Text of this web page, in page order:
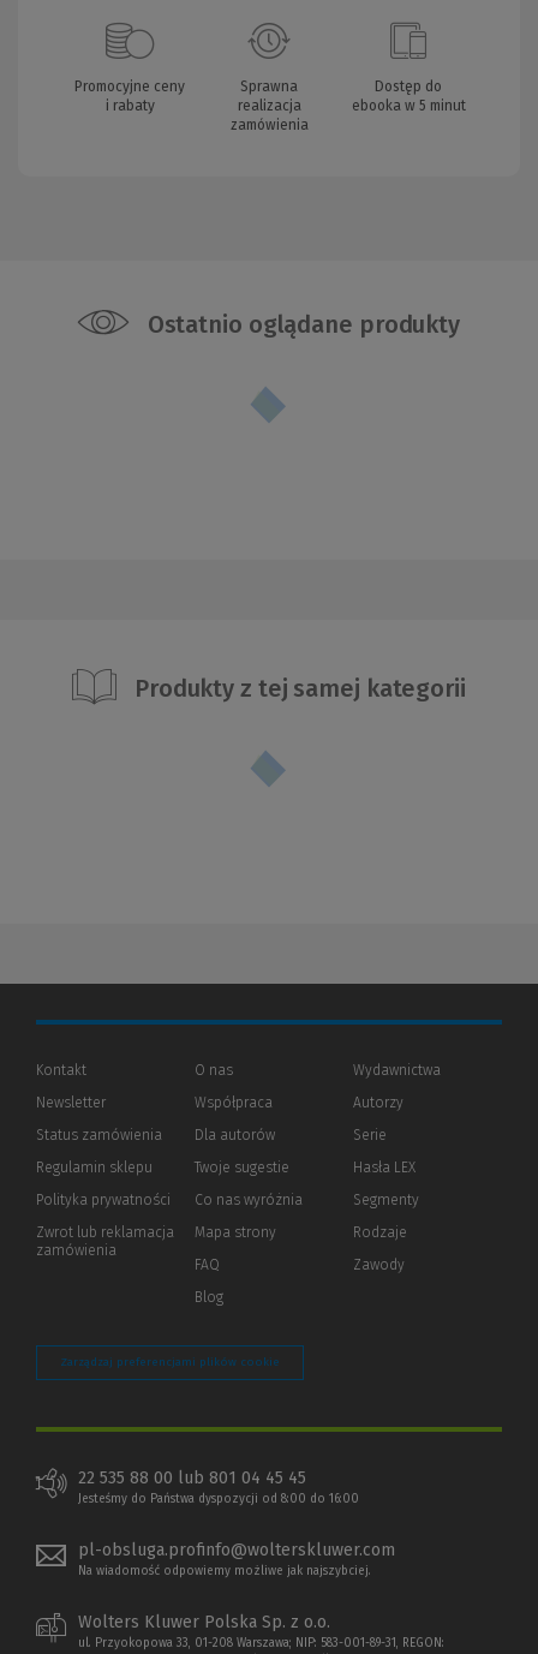
Promocyjne ceny
i rabaty
Sprawna
realizacja
zamówienia
Dostęp do
ebooka w 5 minut
Ostatnio oglądane produkty
Produkty z tej samej kategorii
Kontakt
Newsletter
Status zamówienia
Regulamin sklepu
Polityka prywatności (Nowe
(Link
innej
Zwrot lub reklamacja
zamówienia
O nas
Współpraca
Dla autorów(Nowe
(Link
innej
strony)
Twoje sugestie
Co nas wyróżnia
Mapa strony
FAQ
Blog
Wydawnictwa
Autorzy
Serie
Hasła LEX
Segmenty
Rodzaje
Zawody
Zarządzaj preferencjami plików cookie
22 535 88 00 lub 801 04 45 45
Jesteśmy do Państwa dyspozycji od 8:00 do 16:00
pl-obsluga.profinfo@wolterskluwer.com
Na wiadomość odpowiemy możliwe jak najszybciej.
Wolters Kluwer Polska Sp. z o.o.
ul. Przyokopowa 33, 01-208 Warszawa; NIP: 583-001-89-31, REGON: